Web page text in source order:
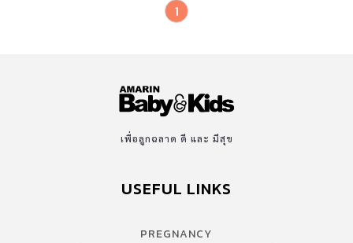
1
เพื่อลูกฉลาด ดี และ มีสุข
USEFUL LINKS
PREGNANCY